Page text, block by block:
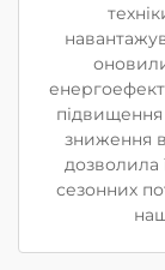
підвищення
зниження
дозволила
сезонних